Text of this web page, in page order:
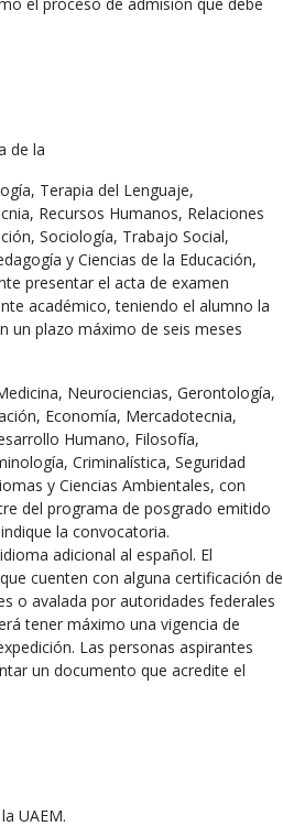
de la
Terapia del Lenguaje,
Recursos Humanos, Relaciones
Sociología, Trabajo Social,
y Ciencias de la Educación,
presentar el acta de examen
académico, teniendo el alumno la
un plazo máximo de seis meses
Neurociencias, Gerontología,
Economía, Mercadotecnia,
Humano, Filosofía,
Criminalística, Seguridad
y Ciencias Ambientales, con
del programa de posgrado emitido
la convocatoria.
adicional al español. El
cuenten con alguna certificación de
o avalada por autoridades federales
tener máximo una vigencia de
Las personas aspirantes
un documento que acredite el
UAEM.